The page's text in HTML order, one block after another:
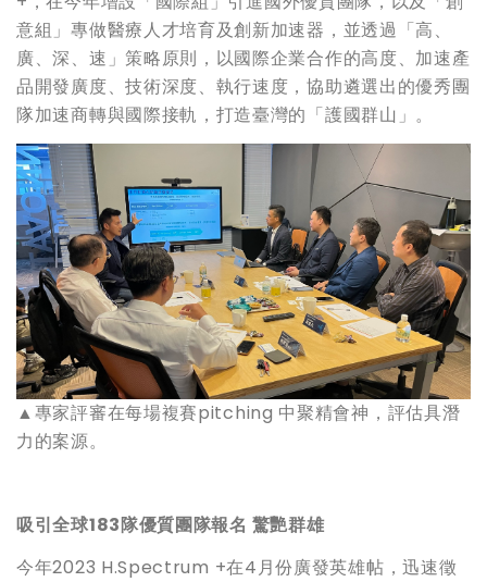
意組」專做醫療人才培育及創新加速器，並透過「高、
廣、深、速」策略原則，以國際企業合作的高度、加速產
品開發廣度、技術深度、執行速度，協助遴選出的優秀團
隊加速商轉與國際接軌，打造臺灣的「護國群山」。
▲專家評審在每場複賽pitching 中聚精會神，評估具潛
力的案源。
吸引全球183隊優質團隊報名 驚艷群雄
今年2023 H.Spectrum +在4月份廣發英雄帖，迅速徵